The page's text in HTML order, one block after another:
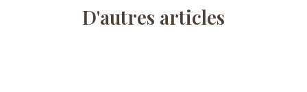
D'autres articles